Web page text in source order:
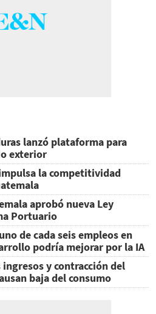
lanzó plataforma para
exterior
la competitividad
aprobó nueva Ley
Portuario
de cada seis empleos en
podría mejorar por la IA
ingresos y contracción del
baja del consumo